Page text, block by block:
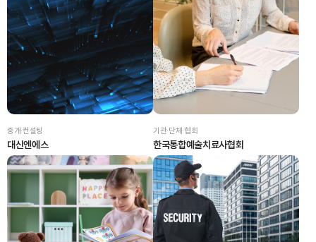
중개·컨설팅
대신엔에스
기관·단체·협회
한국통합예술치료사협회